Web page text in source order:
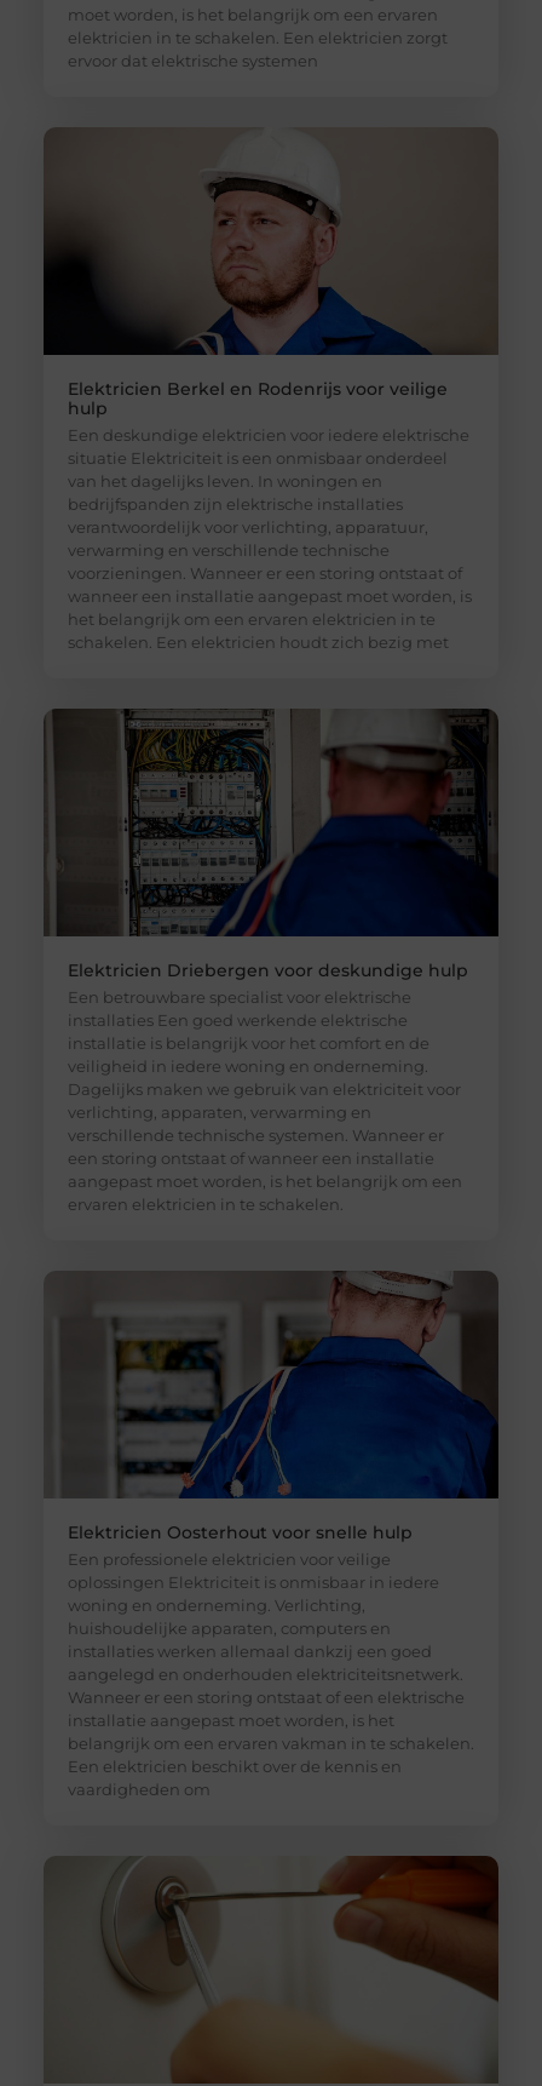
moet worden, is het belangrijk om een ervaren
elektricien in te schakelen. Een elektricien zorgt
ervoor dat elektrische systemen
Elektricien Berkel en Rodenrijs voor veilige
hulp
Een deskundige elektricien voor iedere elektrische
situatie Elektriciteit is een onmisbaar onderdeel
van het dagelijks leven. In woningen en
bedrijfspanden zijn elektrische installaties
verantwoordelijk voor verlichting, apparatuur,
verwarming en verschillende technische
voorzieningen. Wanneer er een storing ontstaat of
wanneer een installatie aangepast moet worden, is
het belangrijk om een ervaren elektricien in te
schakelen. Een elektricien houdt zich bezig met
Elektricien Driebergen voor deskundige hulp
Een betrouwbare specialist voor elektrische
installaties Een goed werkende elektrische
installatie is belangrijk voor het comfort en de
veiligheid in iedere woning en onderneming.
Dagelijks maken we gebruik van elektriciteit voor
verlichting, apparaten, verwarming en
verschillende technische systemen. Wanneer er
een storing ontstaat of wanneer een installatie
aangepast moet worden, is het belangrijk om een
ervaren elektricien in te schakelen.
Elektricien Oosterhout voor snelle hulp
Een professionele elektricien voor veilige
oplossingen Elektriciteit is onmisbaar in iedere
woning en onderneming. Verlichting,
huishoudelijke apparaten, computers en
installaties werken allemaal dankzij een goed
aangelegd en onderhouden elektriciteitsnetwerk.
Wanneer er een storing ontstaat of een elektrische
installatie aangepast moet worden, is het
belangrijk om een ervaren vakman in te schakelen.
Een elektricien beschikt over de kennis en
vaardigheden om